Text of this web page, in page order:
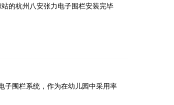
的杭州八安张力电子围栏安装完毕
子围栏系统，作为在幼儿园中采用率